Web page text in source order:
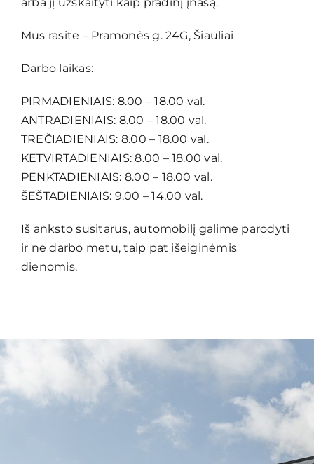
Mus rasite – Pramonės g. 24G, Šiauliai
Darbo laikas:
PIRMADIENIAIS: 8.00 – 18.00 val.
ANTRADIENIAIS: 8.00 – 18.00 val.
TREČIADIENIAIS: 8.00 – 18.00 val.
KETVIRTADIENIAIS: 8.00 – 18.00 val.
PENKTADIENIAIS: 8.00 – 18.00 val.
ŠEŠTADIENIAIS: 9.00 – 14.00 val.
Iš anksto susitarus, automobilį galime parodyti
ir ne darbo metu, taip pat išeiginėmis
dienomis.